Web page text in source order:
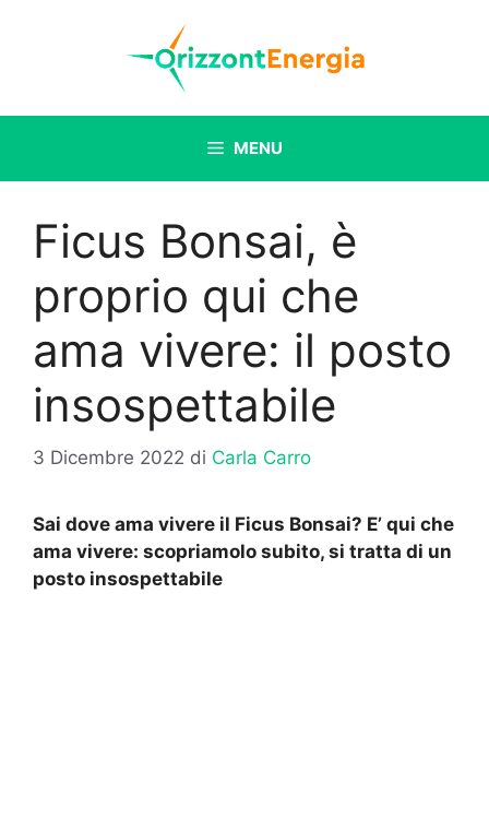
MENU
Ficus Bonsai, è
proprio qui che
ama vivere: il posto
insospettabile
3 Dicembre 2022 di Carla Carro
Sai dove ama vivere il Ficus Bonsai? E’ qui che
ama vivere: scopriamolo subito, si tratta di un
posto insospettabile